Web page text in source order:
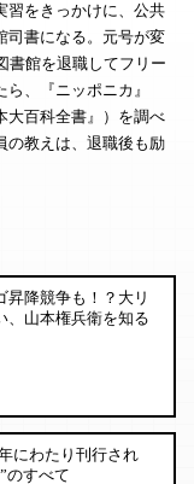
習をきっかけに、公共
司書になる。元号が変
書館を退職してフリー
、『ニッポニカ』
大百科全書』）を調べ
の教えは、退職後も励
昇降競争も！？大リ
、山本権兵衛を知る
にわたり刊行され
のすべて